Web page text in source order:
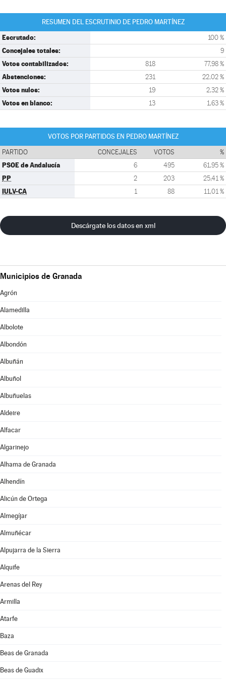
RESUMEN DEL ESCRUTINIO DE PEDRO MARTÍNEZ
Escrutado: 100 %
Concejales totales: 9
Votos contabilizados: 818 77,98 %
Abstenciones: 231 22,02 %
Votos nulos: 19 2,32 %
Votos en blanco: 13 1,63 %
VOTOS POR PARTIDOS EN PEDRO MARTÍNEZ
PARTIDO CONCEJALES VOTOS %
PSOE de Andalucía 6 495 61,95 %
PP 2 203 25,41 %
IULV-CA 1 88 11,01 %
Descárgate los datos en xml
Municipios de Granada
Agrón
Alamedilla
Albolote
Albondón
Albuñán
Albuñol
Albuñuelas
Aldeire
Alfacar
Algarinejo
Alhama de Granada
Alhendín
Alicún de Ortega
Almegíjar
Almuñécar
Alpujarra de la Sierra
Alquife
Arenas del Rey
Armilla
Atarfe
Baza
Beas de Granada
Beas de Guadix